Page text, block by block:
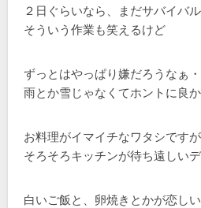
２日ぐらいなら、まだサバイバ
そういう作業も笑えるけど
ずっとはやっぱり嫌だろうなぁ
雨とか雪じゃなくてホントに良
お料理がイマイチなワタシですが
そろそろキッチンが待ち遠しい
白いご飯と、卵焼きとかが恋し